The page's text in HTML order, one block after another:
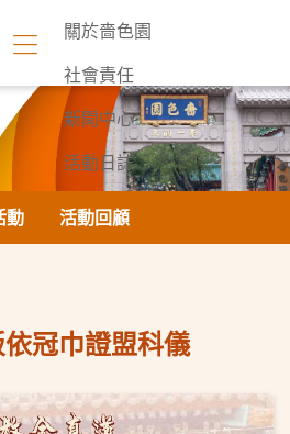
關於嗇色園
社會責任
新聞中心
活動日誌
聯絡我們
動 活動回顧
冠巾證盟科儀